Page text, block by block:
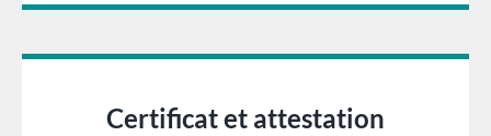
Certificat et attestation